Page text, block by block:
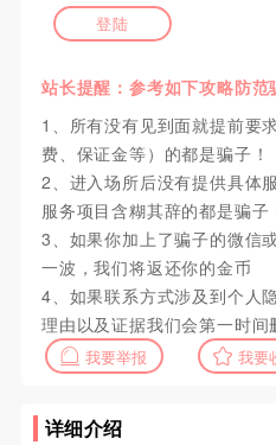
登陆
站长提醒：参考如下攻略防范
1、所有没有见到面就提前要
费、保证金等）的都是骗子！
2、进入场所后没有提供具体
服务项目含糊其辞的都是骗子
3、如果你加上了骗子的微信
一波，我们将返还你的金币
4、如果联系方式涉及到个人
理由以及证据我们会第一时间
我要举报 我要
详细介绍